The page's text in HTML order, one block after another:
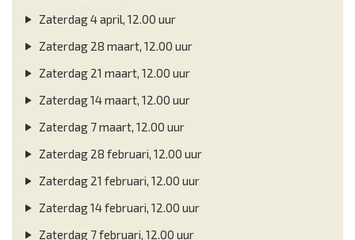
Zaterdag 4 april, 12.00 uur
Zaterdag 28 maart, 12.00 uur
Zaterdag 21 maart, 12.00 uur
Zaterdag 14 maart, 12.00 uur
Zaterdag 7 maart, 12.00 uur
Zaterdag 28 februari, 12.00 uur
Zaterdag 21 februari, 12.00 uur
Zaterdag 14 februari, 12.00 uur
Zaterdag 7 februari, 12.00 uur